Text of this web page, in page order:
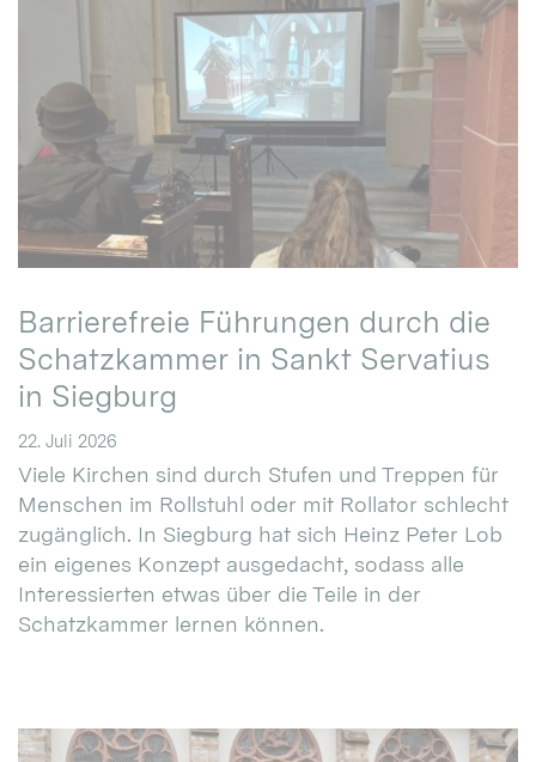
Barrierefreie Führungen durch die
Schatzkammer in Sankt Servatius
in Siegburg
22. Juli 2026
Viele Kirchen sind durch Stufen und Treppen für
Menschen im Rollstuhl oder mit Rollator schlecht
zugänglich. In Siegburg hat sich Heinz Peter Lob
ein eigenes Konzept ausgedacht, sodass alle
Interessierten etwas über die Teile in der
Schatzkammer lernen können.